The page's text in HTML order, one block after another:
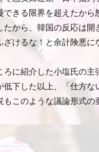
できる限界を超えたから
たから、韓国の反応は開
ざけるな！と余計険悪に
ろに紹介した小塩氏の主
低下した以上、「仕方な
もこのような議論形式の